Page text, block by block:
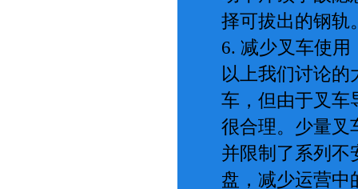
择可拔出的钢轨
6. 减少叉车使用
以上我们讨论
车，但由于叉车
很合理。少量叉
并限制了系列不
盘，减少运营中